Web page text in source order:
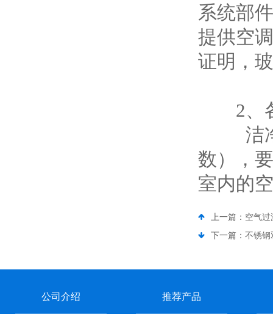
系统部
提供空
证明，
2、各
洁净
数），
室内的
上一篇： 空气过
下一篇： 不锈钢
公司介绍 推荐产品